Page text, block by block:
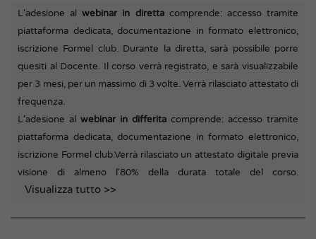
L'adesione alwebinar in diretta comprende: accesso tramite
piattaforma dedicata, documentazione in formato elettronico,
iscrizione Formel club. Durante la diretta, sarà possibile porre
quesiti al Docente. Il corso verrà registrato, e sarà visualizzabile
per 3 mesi, per un massimo di 3 volte. Verrà rilasciato attestato di
frequenza.
L'adesione al webinar in differita comprende: accesso tramite
piattaforma dedicata, documentazione in formato elettronico,
iscrizione Formel club.Verrà rilasciato un attestato digitale previa
visione di almeno l'80% della durata totale del corso.
Visualizza tutto >>